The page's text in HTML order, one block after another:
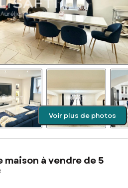
Voir plus de photos
à vendre de 5